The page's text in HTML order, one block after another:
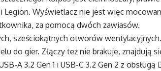
Wyświetlacz nie jest więc
za pomocą dwóch zawiasów.
sześciokątnych otworów
do gier. Złączy też nie brakuje, znajdują
A 3.2 Gen 1 i USB-C 3.2 Gen 2 z obsługą